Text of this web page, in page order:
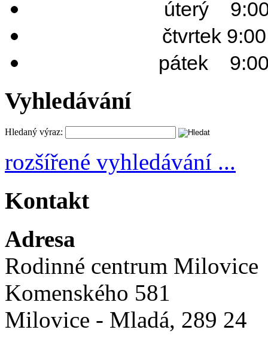
úterý 9:00
čtvrtek
pátek
Vyhledávání
Hledaný výraz:
rozšířené vyhledávání ...
Kontakt
Adresa
Rodinné centrum Milovice
Komenského 581
Milovice - Mladá, 289 24